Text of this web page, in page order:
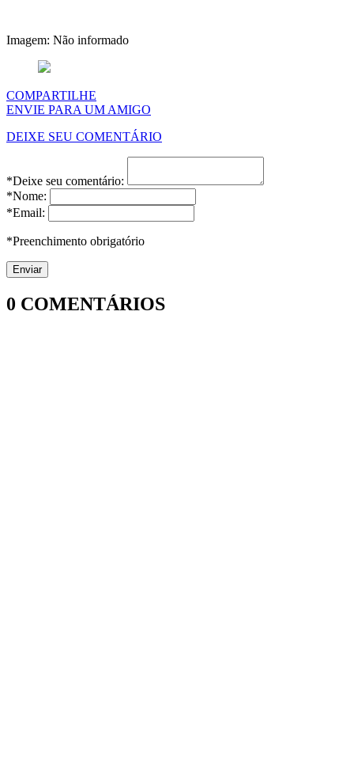
Imagem: Não informado
COMPARTILHE
ENVIE PARA UM AMIGO
DEIXE SEU COMENTÁRIO
*Deixe seu comentário:
*Nome:
*Email:
*Preenchimento obrigatório
0 COMENTÁRIOS